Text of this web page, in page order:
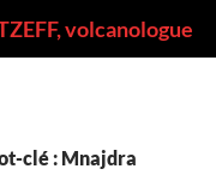
volcanologue
clé : Mnajdra